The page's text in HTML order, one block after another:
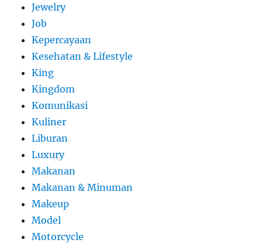
Jewelry
Job
Kepercayaan
Kesehatan & Lifestyle
King
Kingdom
Komunikasi
Kuliner
Liburan
Luxury
Makanan
Makanan & Minuman
Makeup
Model
Motorcycle